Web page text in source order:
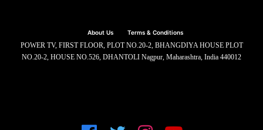
About Us Terms & Conditions
POWER TV, FIRST FLOOR, PLOT NO.20-2, BHANGDIYA HOUSE PLOT
NO.20-2, HOUSE NO.526, DHANTOLI Nagpur, Maharashtra, India 440012